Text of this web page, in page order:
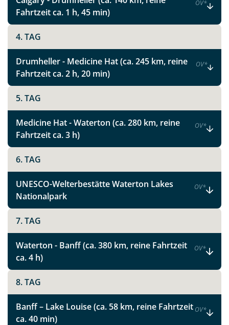
Fahrtzeit ca. 1 h, 45 min)
OV*
4. TAG
Drumheller - Medicine Hat (ca. 245 km, reine
Fahrtzeit ca. 2 h, 20 min)
OV*
5. TAG
Medicine Hat - Waterton (ca. 280 km, reine
Fahrtzeit ca. 3 h)
OV*
6. TAG
UNESCO-Welterbestätte Waterton Lakes
Nationalpark
OV*
7. TAG
Waterton - Banff (ca. 380 km, reine Fahrtzeit
ca. 4 h)
OV*
8. TAG
Banff – Lake Louise (ca. 58 km, reine Fahrtzeit
ca. 40 min)
OV*